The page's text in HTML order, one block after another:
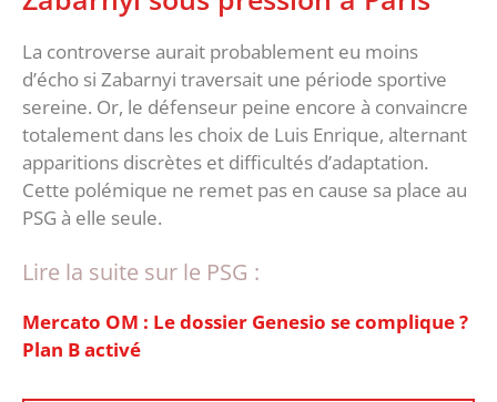
‎La controverse aurait probablement eu moins
d’écho si Zabarnyi traversait une période sportive
sereine. Or, le défenseur peine encore à convaincre
totalement dans les choix de Luis Enrique, alternant
apparitions discrètes et difficultés d’adaptation.
Cette polémique ne remet pas en cause sa place au
PSG à elle seule.
Lire la suite sur le PSG :
Mercato OM : Le dossier Genesio se complique ?
Plan B activé